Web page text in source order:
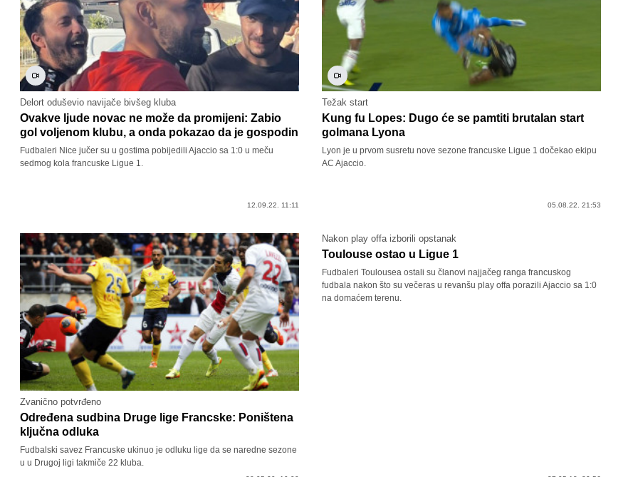
Delort oduševio navijače bivšeg kluba
Ovakve ljude novac ne može da promijeni: Zabio
gol voljenom klubu, a onda pokazao da je gospodin
Fudbaleri Nice jučer su u gostima pobijedili Ajaccio sa 1:0 u meču
sedmog kola francuske Ligue 1.
12.09.22. 11:11
Težak start
Kung fu Lopes: Dugo će se pamtiti brutalan start
golmana Lyona
Lyon je u prvom susretu nove sezone francuske Ligue 1 dočekao ekipu
AC Ajaccio.
05.08.22. 21:53
Zvanično potvrđeno
Određena sudbina Druge lige Francske: Poništena
ključna odluka
Fudbalski savez Francuske ukinuo je odluku lige da se naredne sezone
u u Drugoj ligi takmiče 22 kluba.
Nakon play offa izborili opstanak
Toulouse ostao u Ligue 1
Fudbaleri Toulousea ostali su članovi najjačeg ranga francuskog
fudbala nakon što su večeras u revanšu play offa porazili Ajaccio sa 1:0
na domaćem terenu.